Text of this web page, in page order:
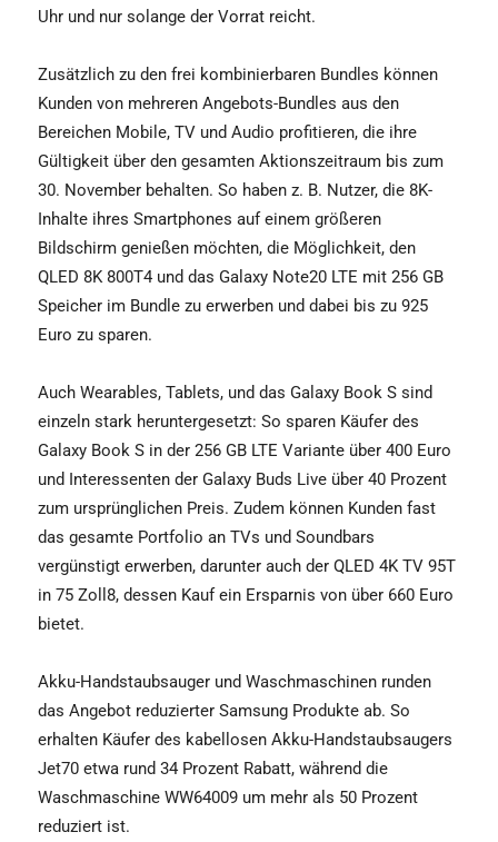
Uhr und nur solange der Vorrat reicht.
Zusätzlich zu den frei kombinierbaren Bundles können
Kunden von mehreren Angebots-Bundles aus den
Bereichen Mobile, TV und Audio profitieren, die ihre
Gültigkeit über den gesamten Aktionszeitraum bis zum
30. November behalten. So haben z. B. Nutzer, die 8K-
Inhalte ihres Smartphones auf einem größeren
Bildschirm genießen möchten, die Möglichkeit, den
QLED 8K 800T4 und das Galaxy Note20 LTE mit 256 GB
Speicher im Bundle zu erwerben und dabei bis zu 925
Euro zu sparen.
Auch Wearables, Tablets, und das Galaxy Book S sind
einzeln stark heruntergesetzt: So sparen Käufer des
Galaxy Book S in der 256 GB LTE Variante über 400 Euro
und Interessenten der Galaxy Buds Live über 40 Prozent
zum ursprünglichen Preis. Zudem können Kunden fast
das gesamte Portfolio an TVs und Soundbars
vergünstigt erwerben, darunter auch der QLED 4K TV 95T
in 75 Zoll8, dessen Kauf ein Ersparnis von über 660 Euro
bietet.
Akku-Handstaubsauger und Waschmaschinen runden
das Angebot reduzierter Samsung Produkte ab. So
erhalten Käufer des kabellosen Akku-Handstaubsaugers
Jet70 etwa rund 34 Prozent Rabatt, während die
Waschmaschine WW64009 um mehr als 50 Prozent
reduziert ist.